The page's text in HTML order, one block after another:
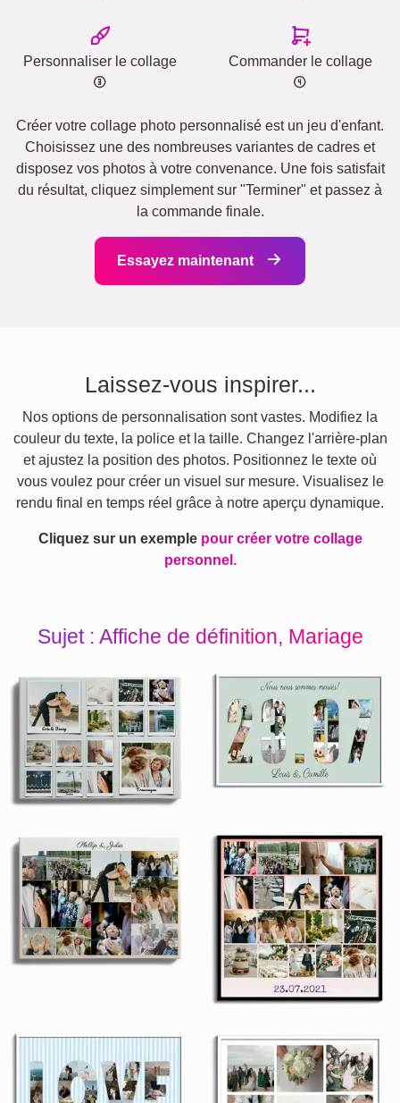
Personnaliser le collage Commander le collage
Créer votre collage photo personnalisé est un jeu d'enfant.
Choisissez une des nombreuses variantes de cadres et
disposez vos photos à votre convenance. Une fois satisfait
du résultat, cliquez simplement sur "Terminer" et passez à
la commande finale.
Essayez maintenant
Laissez-vous inspirer...
Nos options de personnalisation sont vastes. Modifiez la
couleur du texte, la police et la taille. Changez l'arrière-plan
et ajustez la position des photos. Positionnez le texte où
vous voulez pour créer un visuel sur mesure. Visualisez le
rendu final en temps réel grâce à notre aperçu dynamique.
Cliquez sur un exemple pour créer votre collage
personnel.
Sujet : Affiche de définition, Mariage